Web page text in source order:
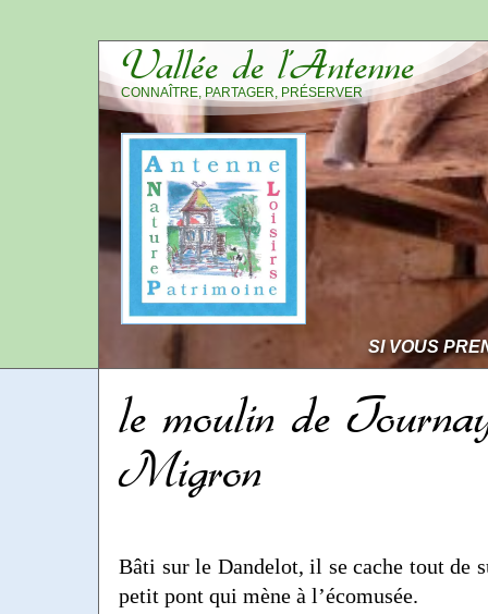
Vallée de l’Antenne
CONNAÎTRE, PARTAGER, PRÉSERVER
SI VOUS
le moulin de
Migron
Bâti sur le Dandelot, il se cache tout de
petit pont qui mène à l’écomusée.